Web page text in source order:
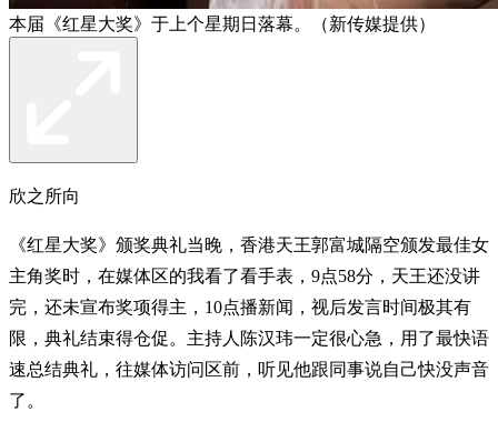
本届《红星大奖》于上个星期日落幕。（新传媒提供）
欣之所向
《红星大奖》颁奖典礼当晚，香港天王郭富城隔空颁发最佳女
主角奖时，在媒体区的我看了看手表，9点58分，天王还没讲
完，还未宣布奖项得主，10点播新闻，视后发言时间极其有
限，典礼结束得仓促。主持人陈汉玮一定很心急，用了最快语
速总结典礼，往媒体访问区前，听见他跟同事说自己快没声音
了。